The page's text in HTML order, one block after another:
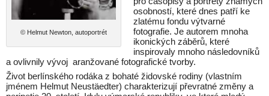
© Helmut Newton, autoportrét
osobností, které dnes patří ke
zlatému fondu výtvarné
fotografie. Je autorem mnoha
ikonických záběrů, které
inspirovaly mnoho následovníků
a ovlivnily vývoj aranžované fotografické tvorby.
Život berlínského rodáka z bohaté židovské rodiny (vlastním
jménem Helmut Neustäedter) charakterizují převratné změny a